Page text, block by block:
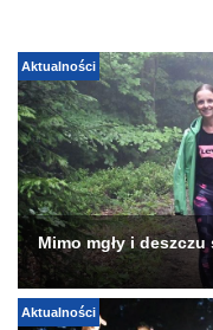
Aktualności
Mimo mgły i
Aktualności